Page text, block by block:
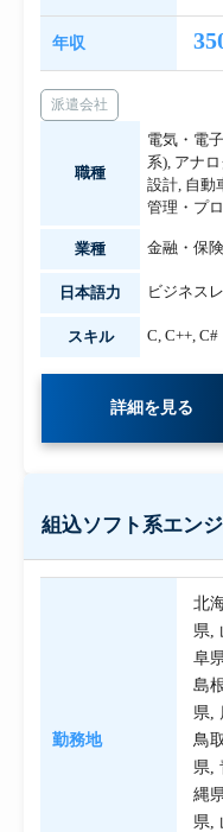
年収
派遣会社
職種
電気・電
系), アナ
設計, 自動
管理・プ
業種 金融・保
日本語力 ビジネス
スキル C, C++, C#
詳細を見る
組込ソフト系エン
勤務地
北
県,
阜
島
県,
鳥
県,
縄
県,